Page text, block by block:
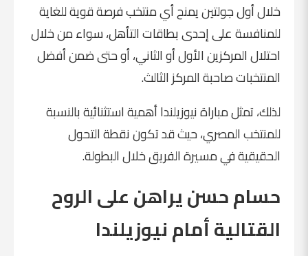
خلال أول جولتين يمنح أي منتخب فرصة قوية للغاية
للمنافسة على إحدى بطاقات التأهل، سواء من خلال
احتلال المركزين الأول أو الثاني، أو حتى ضمن أفضل
المنتخبات صاحبة المركز الثالث.
لذلك، تمثل مباراة نيوزيلندا أهمية استثنائية بالنسبة
للمنتخب المصري، حيث قد تكون نقطة التحول
الحقيقية في مسيرة الفريق خلال البطولة.
حسام حسن يراهن على الروح
القتالية أمام نيوزيلندا